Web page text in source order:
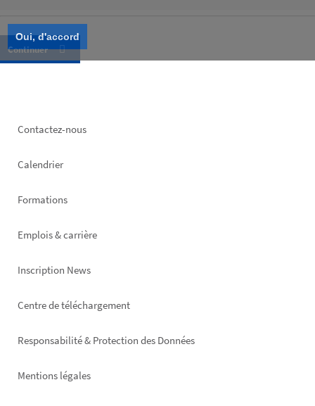
Oui, d'accord
Footer
Contactez-nous
Calendrier
Formations
Emplois & carrière
Inscription News
Footer
Centre de téléchargement
Responsabilité & Protection des Données
Mentions légales